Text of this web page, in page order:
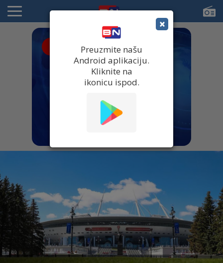
×
Preuzmite našu
Android aplikaciju.
Kliknite na
ikonicu ispod.